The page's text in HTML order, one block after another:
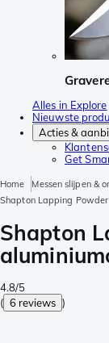
Alles in Explore
Nieuwste
Acties &
Get
Home Messen slijpen &
Shapton Lapping
Shapton
4.8/5
( 6 reviews )